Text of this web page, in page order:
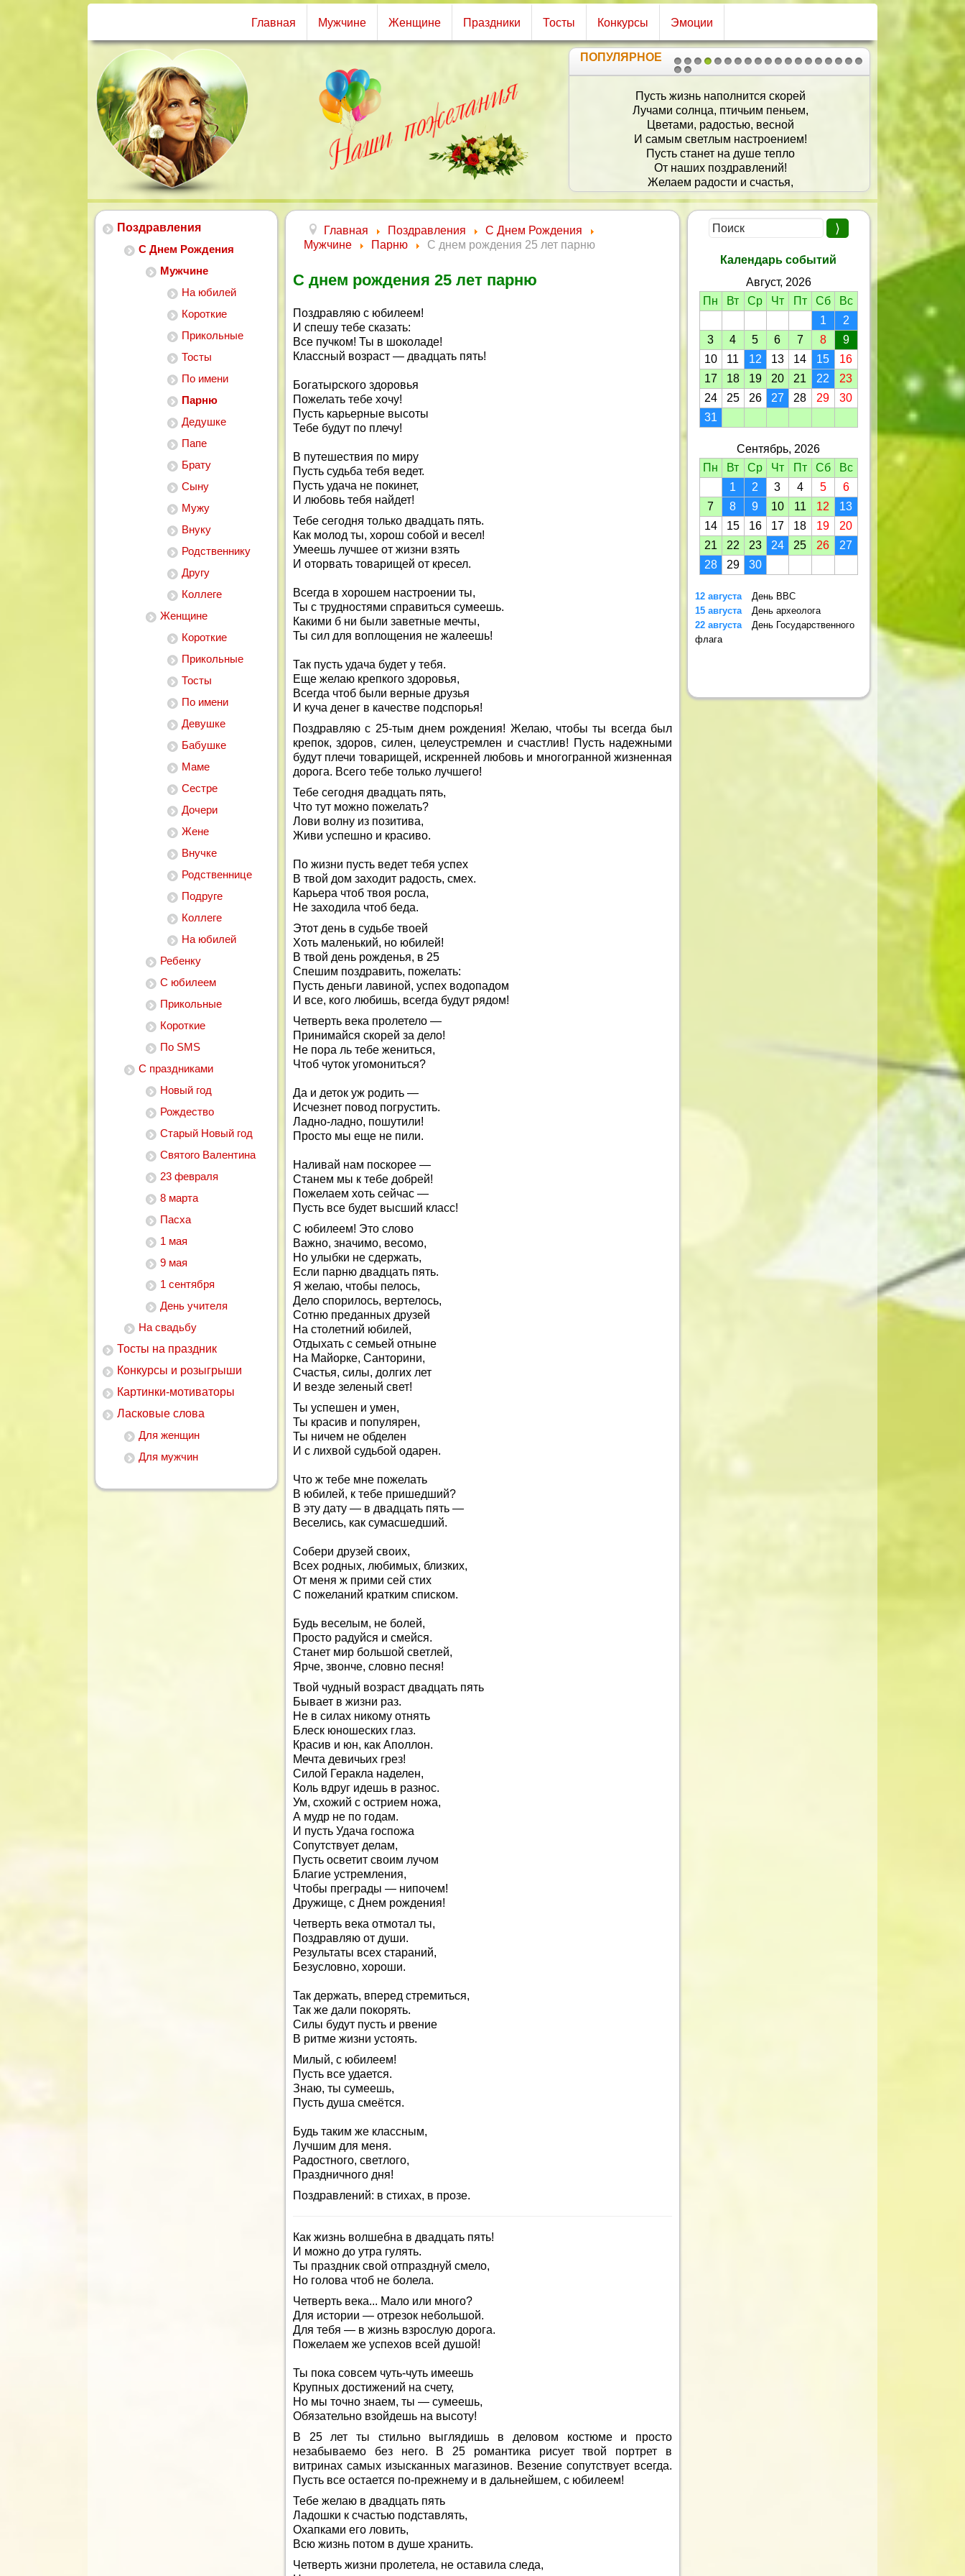
Главная Мужчине Женщине Праздники Тосты Конкурсы Эмоции
1 2
2021
ПОПУЛЯРНОЕ
Пусть жизнь наполнится скорей
Лучами солнца, птичьим пеньем,
Цветами, радостью, весной
И самым светлым настроением!
Пусть станет на душе тепло
От наших поздравлений!
Желаем радости и счастья,
И позитивных впечатлений!
Поздравления
С Днем Рождения
Мужчине
На юбилей
Короткие
Прикольные
Тосты
По имени
Парню
Дедушке
Папе
Брату
Сыну
Мужу
Внуку
Родственнику
Другу
Коллеге
Женщине
Короткие
Прикольные
Тосты
По имени
Девушке
Бабушке
Маме
Сестре
Дочери
Жене
Внучке
Родственнице
Подруге
Коллеге
На юбилей
Ребенку
С юбилеем
Прикольные
Короткие
По SMS
С праздниками
Новый год
Рождество
Старый Новый год
Святого Валентина
23 февраля
8 марта
Пасха
1 мая
9 мая
1 сентября
День учителя
На свадьбу
Тосты на праздник
Конкурсы и розыгрыши
Картинки-мотиваторы
Ласковые слова
Для женщин
Для мужчин
Главная Поздравления
С Днем Рождения
Мужчине
Парню С днем рождения 25 лет парню
С днем рождения 25 лет парню
Поздравляю с юбилеем!
И спешу тебе сказать:
Все пучком! Ты в шоколаде!
Классный возраст — двадцать пять!
Богатырского здоровья
Пожелать тебе хочу!
Пусть карьерные высоты
Тебе будут по плечу!
В путешествия по миру
Пусть судьба тебя ведет.
Пусть удача не покинет,
И любовь тебя найдет!
Тебе сегодня только двадцать пять.
Как молод ты, хорош собой и весел!
Умеешь лучшее от жизни взять
И оторвать товарищей от кресел.
Всегда в хорошем настроении ты,
Ты с трудностями справиться сумеешь.
Какими б ни были заветные мечты,
Ты сил для воплощения не жалеешь!
Так пусть удача будет у тебя.
Еще желаю крепкого здоровья,
Всегда чтоб были верные друзья
И куча денег в качестве подспорья!
Поздравляю с 25-тым днем рождения! Желаю, чтобы ты всегда был
крепок, здоров, силен, целеустремлен и счастлив! Пусть надежными
будут плечи товарищей, искренней любовь и многогранной жизненная
дорога. Всего тебе только лучшего!
Тебе сегодня двадцать пять,
Что тут можно пожелать?
Лови волну из позитива,
Живи успешно и красиво.
По жизни пусть ведет тебя успех
В твой дом заходит радость, смех.
Карьера чтоб твоя росла,
Не заходила чтоб беда.
Этот день в судьбе твоей
Хоть маленький, но юбилей!
В твой день рожденья, в 25
Спешим поздравить, пожелать:
Пусть деньги лавиной, успех водопадом
И все, кого любишь, всегда будут рядом!
Четверть века пролетело —
Принимайся скорей за дело!
Не пора ль тебе жениться,
Чтоб чуток угомониться?
Да и деток уж родить —
Исчезнет повод погрустить.
Ладно-ладно, пошутили!
Просто мы еще не пили.
Наливай нам поскорее —
Станем мы к тебе добрей!
Пожелаем хоть сейчас —
Пусть все будет высший класс!
С юбилеем! Это слово
Важно, значимо, весомо,
Но улыбки не сдержать,
Если парню двадцать пять.
Я желаю, чтобы пелось,
Дело спорилось, вертелось,
Сотню преданных друзей
На столетний юбилей,
Отдыхать с семьей отныне
На Майорке, Санторини,
Счастья, силы, долгих лет
И везде зеленый свет!
Ты успешен и умен,
Ты красив и популярен,
Ты ничем не обделен
И с лихвой судьбой одарен.
Что ж тебе мне пожелать
В юбилей, к тебе пришедший?
В эту дату — в двадцать пять —
Веселись, как сумасшедший.
Собери друзей своих,
Всех родных, любимых, близких,
От меня ж прими сей стих
С пожеланий кратким списком.
Будь веселым, не болей,
Просто радуйся и смейся.
Станет мир большой светлей,
Ярче, звонче, словно песня!
Твой чудный возраст двадцать пять
Бывает в жизни раз.
Не в силах никому отнять
Блеск юношеских глаз.
Красив и юн, как Аполлон.
Мечта девичьих грез!
Силой Геракла наделен,
Коль вдруг идешь в разнос.
Ум, схожий с острием ножа,
А мудр не по годам.
И пусть Удача госпожа
Сопутствует делам,
Пусть осветит своим лучом
Благие устремления,
Чтобы преграды — нипочем!
Дружище, с Днем рождения!
Четверть века отмотал ты,
Поздравляю от души.
Результаты всех стараний,
Безусловно, хороши.
Так держать, вперед стремиться,
Так же дали покорять.
Силы будут пусть и рвение
В ритме жизни устоять.
Милый, с юбилеем!
Пусть все удается.
Знаю, ты сумеешь,
Пусть душа смеётся.
Будь таким же классным,
Лучшим для меня.
Радостного, светлого,
Праздничного дня!
Поздравлений: в стихах, в прозе.
Как жизнь волшебна в двадцать пять!
И можно до утра гулять.
Ты праздник свой отпразднуй смело,
Но голова чтоб не болела.
Четверть века... Мало или много?
Для истории — отрезок небольшой.
Для тебя — в жизнь взрослую дорога.
Пожелаем же успехов всей душой!
Ты пока совсем чуть-чуть имеешь
Крупных достижений на счету,
Но мы точно знаем, ты — сумеешь,
Обязательно взойдешь на высоту!
В 25 лет ты стильно выглядишь в деловом костюме и просто
незабываемо без него. В 25 романтика рисует твой портрет в
витринах самых изысканных магазинов. Везение сопутствует всегда.
Пусть все остается по-прежнему и в дальнейшем, с юбилеем!
Тебе желаю в двадцать пять
Ладошки к счастью подставлять,
Охапками его ловить,
Всю жизнь потом в душе хранить.
Четверть жизни пролетела, не оставила следа,
Календарь событий
Август, 2026
Пн
Вт Ср Чт Пт Сб
Вс
1
2
3
4 5 6 7 8
9
10
11 12 13 14 15
16
17
18 19 20 21 22
23
24
25 26 27 28 29
30
31
Сентябрь, 2026
Пн
Вт Ср Чт Пт Сб
Вс
1
2 3 4 5
6
7
8 9 10 11 12
13
14
15 16 17 18 19
20
21
22 23 24 25 26
27
28
29 30
12 августа
День ВВС
15 августа
День археолога
22 августа
День Государственного
флага